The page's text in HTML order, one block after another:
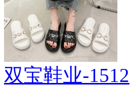
双宝鞋业-1512